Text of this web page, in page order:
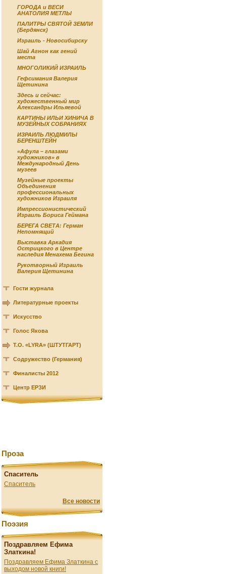
ГОРОДА и ВЕСИ
АНАТОЛИЯ МЕТЛЫ
ПАЛИТРЫ СВЯТОЙ ЗЕМЛИ
(Бердянск)
Израиль - Новосибирску
Шай Агнон как гений
места
МНОГОЛИКИЙ ИЗРАИЛЬ
Гефсимания Валерия
Щетинина
Здесь и сейчас:
художественный мир
Александры Ильяевой
КАРТИНЫ ИЛЬИ ХИНИЧА В
МУЗЕЙНЫХ СОБРАНИЯХ
ИЗРАИЛЬ ЛЮДМИЛЫ
БЕРЕНШТЕЙН
«Афула – глазами
художников» в
Международный День
музеев
Музейные проекты
Объединения
профессиональных
художников Израиля
Импрессионистический
Израиль Бориса Геймана
БЕРЕГА СВЕТА: Герман
Непомнящий
Выставка Аркадия
Острицкого в Центре
наследия Менахема Бегина
Рукотворный Израиль
Валерия Щетинина
Гости журнала
Литературные проекты
Искусство
Голос Якова
Т.О. «LYRA» (ШТУТГАРТ)
Содружество (Германия)
Финалисты 2012
Центр ЕРЗИ
Проза
Спаситель
Спаситель
Все новости
Поэзия
Поздравляем Ефима
Златкина!
Поздравляем Ефима Златкина с
выходом новой книги!